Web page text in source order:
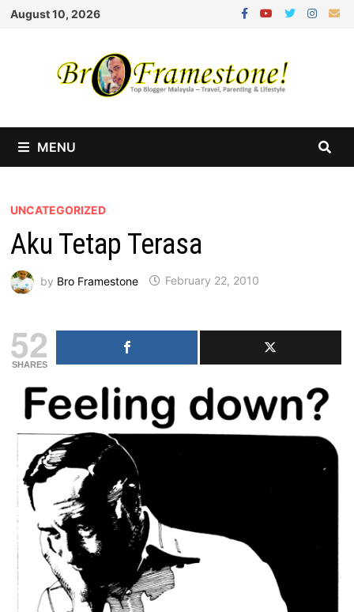
Skip
August 10, 2026
MENU
UNCATEGORIZED
Aku Tetap Terasa
by Bro Framestone February 22, 2010
52
SHARES